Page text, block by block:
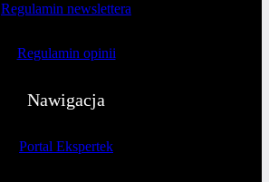
Regulamin newslettera
Regulamin opinii
Nawigacja
Portal Ekspertek